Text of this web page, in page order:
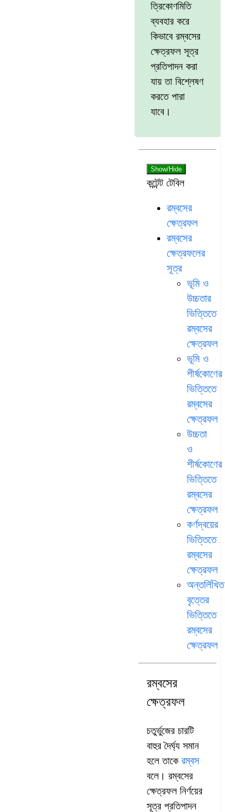
ত্রিকোণমিতি
ব্যবহার করে
কিভাবে রম্বসের
ক্ষেত্রফল সূত্র
প্রতিপাদন করা
যায় তা বিশ্লেষণ
করতে পারা
যাবে।
Show/Hide
কন্টেন্ট টেবিল
রম্বসের
ক্ষেত্রফল
রম্বসের
ক্ষেত্রফলের
সূত্র
ভূমি ও
উচ্চতার
ভিত্তিতে
রম্বসের
ক্ষেত্রফল
ভূমি ও
শীর্ষকোণের
ভিত্তিতে
রম্বসের
ক্ষেত্রফল
উচ্চতা
ও
শীর্ষকোণের
ভিত্তিতে
রম্বসের
ক্ষেত্রফল
কর্ণদ্বয়ের
ভিত্তিতে
রম্বসের
ক্ষেত্রফল
অন্তর্লিখিত
বৃত্তের
ভিত্তিতে
রম্বসের
ক্ষেত্রফল
রম্বসের
ক্ষেত্রফল
চতুর্ভুজের চারটি
বাহুর দৈর্ঘ্য সমান
হলে তাকে রম্বস
বলে। রম্বসের
ক্ষেত্রফল নির্ণয়ের
সূত্র প্রতিপাদন